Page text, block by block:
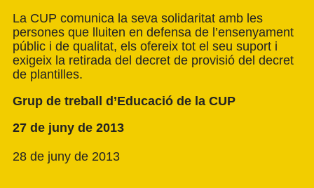
La CUP comunica la seva solidaritat amb les
persones que lluiten en defensa de l’ensenyament
públic i de qualitat, els ofereix tot el seu suport i
exigeix la retirada del decret de provisió del decret
de plantilles.
Grup de treball d’Educació de la CUP
27 de juny de 2013
28 de juny de 2013